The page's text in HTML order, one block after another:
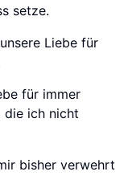
setze.
Liebe für
für immer
die ich nicht
bisher verwehrt